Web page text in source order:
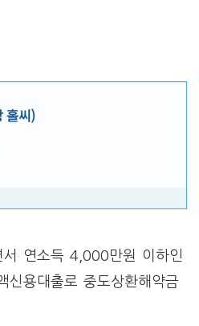
서 연소득 4,000만원 이하인
신용대출로 중도상환해약금